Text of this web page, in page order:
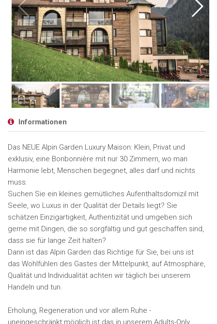
Informationen
Das NEUE Alpin Garden Luxury Maison: Klein, Privat und
exklusiv, eine Bonbonnière mit nur 30 Zimmern, wo man
Harmonie lebt, Menschen begegnet, alles darf und nichts
muss.
Suchen Sie ein kleines gemütliches Aufenthaltsdomizil mit
Seele, wo Luxus in der Qualität der Details liegt? Sie
schätzen Einzigartigkeit, Authentizität und umgeben sich
gerne mit Dingen, die so sorgfältig und gut geschaffen sind,
dass sie für lange Zeit halten?
Dann ist das Alpin Garden das Richtige für Sie, bei uns ist
das Wohlfühlen des Gastes der Mittelpunkt, auf Atmosphäre,
Qualität und Individualität achten wir täglich bei unserem
Handeln und tun.
Erholung, Regeneration und vor allem Ruhe -
uneingeschränkt möglich ist das in unserem Adults-Only